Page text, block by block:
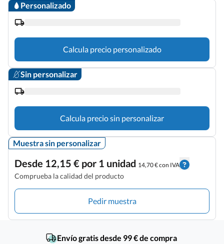
Personalizado
Calcula precio personalizado
Sin personalizar
Calcula precio sin personalizar
Muestra sin personalizar
Desde 12,15 € por 1 unidad 14,70 € con IVA
Comprueba la calidad del producto
Pedir muestra
Envío gratis desde 99 € de compra